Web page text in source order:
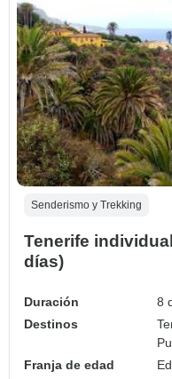
Senderismo y Trekking
Tenerife
días)
Duración
8
Destinos
Franja de edad